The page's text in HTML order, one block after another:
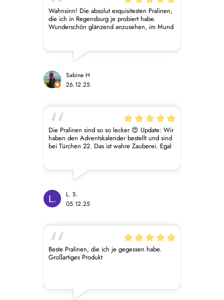
Wahnsinn! Die absolut exquisitesten Pralinen,
die ich in Regensburg je probiert habe.
Wunderschön glänzend anzusehen, im Mund
zartschmelzend, geschmacklich intensiv. Man
Zutaten und Verarbeitung sind - und noch
dazu 100% vegan. Die Pralinen sind den
wiederkommen! Als hochwertiges Geschenk
oder wenn man sich selbst was gönnen
möchte, sehr zu empfehlen!
Sabine H
26.12.25
Die Pralinen sind so so lecker 😍 Update: Wir
haben den Adventskalender bestellt und sind
bei Türchen 22. Das ist wahre Zauberei. Egal
welche Beschreibung die Pralinen haben,
habe ich noch nie gegessen. Was ich mir
wünschen würde: Die Möglichkeit ein
toll!
L. S.
05.12.25
Beste Pralinen, die ich je gegessen habe.
Großartiges Produkt